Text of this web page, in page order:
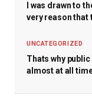
I was drawn to
very reason that
UNCATEGORIZED
Thats why
almost at all